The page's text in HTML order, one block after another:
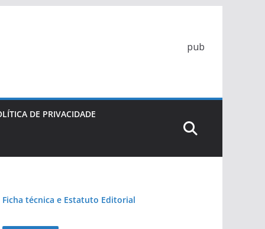
pub
DE PRIVACIDADE
Ficha técnica e Estatuto Editorial